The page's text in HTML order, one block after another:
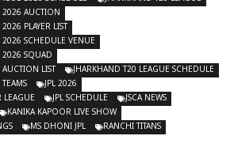
2026 AUCTION
PLAYER LIST
SCHEDULE VENUE
2026 SQUAD
LIST
JHARKHAND T20 LEAGUE SCHEDULE
JPL 2026
LEAGUE
JPL SCHEDULE
JSCA NEWS
KANIKA KAPOOR LIVE SHOW
MS DHONI JPL RANCHI TITANS